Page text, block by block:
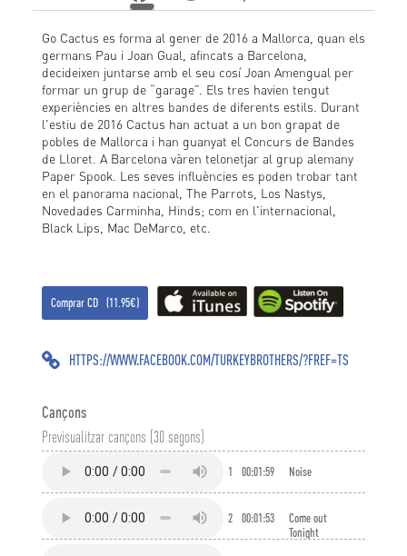
Go Cactus es forma al gener de 2016 a Mallorca, quan els
germans Pau i Joan Gual, afincats a Barcelona,
decideixen juntarse amb el seu cosí Joan Amengual per
formar un grup de “garage”. Els tres havien tengut
experiències en altres bandes de diferents estils. Durant
l'estiu de 2016 Cactus han actuat a un bon grapat de
pobles de Mallorca i han guanyat el Concurs de Bandes
de Lloret. A Barcelona vàren telonetjar al grup alemany
Paper Spook. Les seves influències es poden trobar tant
en el panorama nacional, The Parrots, Los Nastys,
Novedades Carminha, Hinds; com en l'internacional,
Black Lips, Mac DeMarco, etc.
Comprar CD (11.95€)
HTTPS://WWW.FACEBOOK.COM/TURKEYBROTHERS/?FREF=TS
Cançons
Previsualitzar cançons (30 segons)
1 00:01:59 Noise
2 00:01:53
Come out
Tonight